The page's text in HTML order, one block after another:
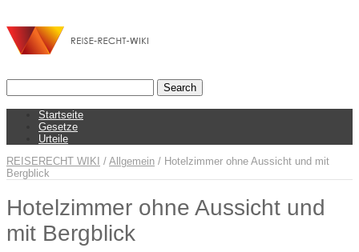
Startseite
Gesetze
Urteile
REISERECHT WIKI / Allgemein / Hotelzimmer ohne Aussicht und mit
Bergblick
Hotelzimmer ohne Aussicht und
mit Bergblick